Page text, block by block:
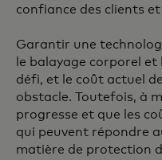
confiance des clients
Garantir une
le balayage corporel et
défi, et le coût actuel
obstacle. Toutefois, à
progresse et que les
qui peuvent répondre
matière de protection